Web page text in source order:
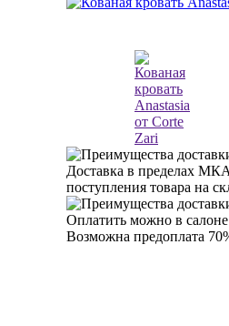
Доставка в пределах
поступления товара на
Оплатить можно в
Возможна предоплата